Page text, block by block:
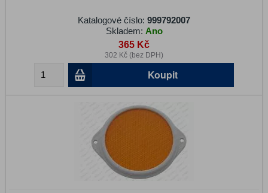
Katalogové číslo: 999792007
Skladem: Ano
365 Kč
302 Kč (bez DPH)
Koupit